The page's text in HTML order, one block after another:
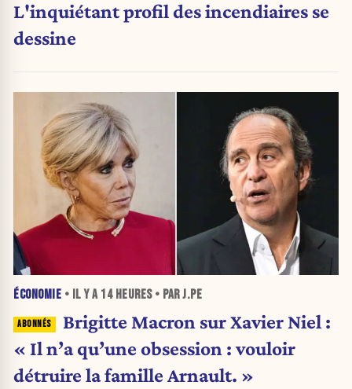
L'inquiétant profil des incendiaires se
dessine
ÉCONOMIE • IL Y A 14 HEURES• PAR J.PE
Brigitte Macron sur Xavier Niel :
« Il n’a qu’une obsession : vouloir
détruire la famille Arnault. »